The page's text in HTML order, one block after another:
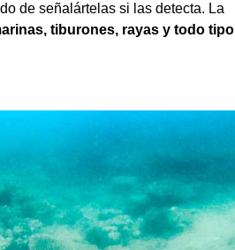
de señalártelas si las detecta. La
tiburones, rayas y todo tipo